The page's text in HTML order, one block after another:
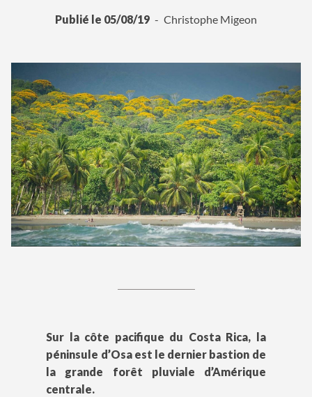
Publié le 05/08/19 Christophe Migeon
Sur la côte pacifique du Costa Rica, la
péninsule d’Osa est le dernier bastion de
la grande forêt pluviale d’Amérique
centrale.